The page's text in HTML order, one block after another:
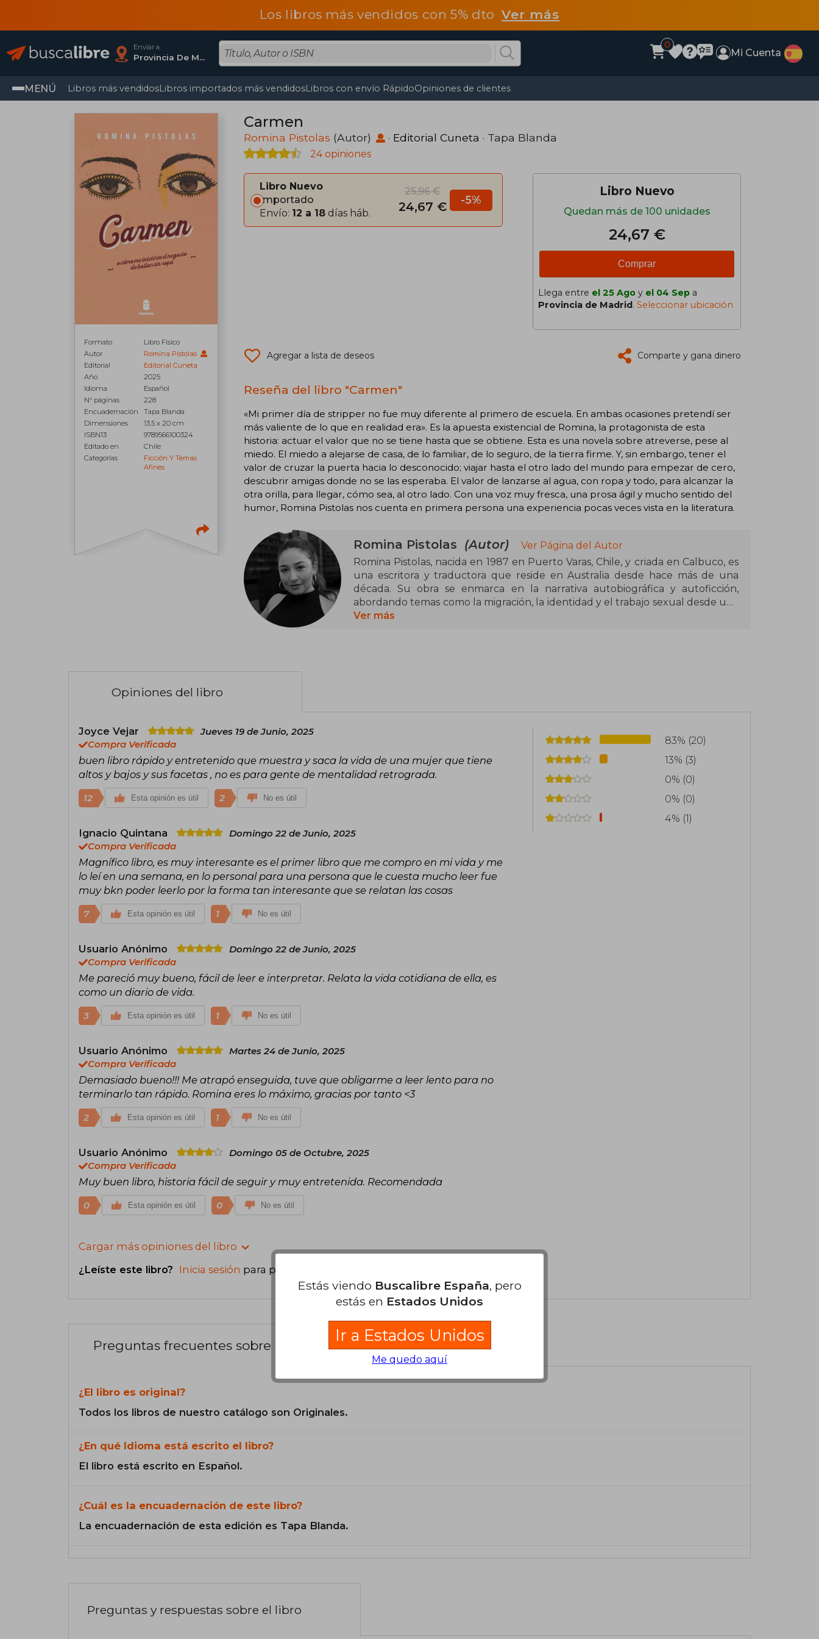
Los libros más vendidos con 5% dtoVer más
Enviar a
Provincia De Madrid
0
Mi Cuenta
MENÚ Libros más vendidosLibros importados más vendidosLibros con envío RápidoOpiniones de clientes
Formato
Libro Físico
Autor
Romina Pistolas
Editorial
Editorial Cuneta
Año
2025
Idioma
Español
N° páginas
228
Encuadernación
Tapa Blanda
Dimensiones
13.5 x 20 cm
ISBN13
9789566100324
Editado en
Chile
Categorías
Ficción Y Temas
Afines
Carmen
Romina Pistolas (Autor) · Editorial Cuneta · Tapa Blanda
24 opiniones
Libro Nuevo
Importado
Envío: 12 a 18 días háb.
25,96 €
24,67 € -5%
Libro Nuevo
Quedan más de 100 unidades
24,67 €
Comprar
Llega entre el 25 Ago y el 04 Sep a
Provincia de Madrid. Seleccionar ubicación
Agregar a lista de deseos Comparte y gana dinero
Reseña del libro "Carmen"
«Mi primer día de stripper no fue muy diferente al primero de escuela. En ambas ocasiones pretendí ser
más valiente de lo que en realidad era». Es la apuesta existencial de Romina, la protagonista de esta
historia: actuar el valor que no se tiene hasta que se obtiene. Esta es una novela sobre atreverse, pese al
miedo. El miedo a alejarse de casa, de lo familiar, de lo seguro, de la tierra firme. Y, sin embargo, tener el
valor de cruzar la puerta hacia lo desconocido; viajar hasta el otro lado del mundo para empezar de cero,
descubrir amigas donde no se las esperaba. El valor de lanzarse al agua, con ropa y todo, para alcanzar la
otra orilla, para llegar, cómo sea, al otro lado. Con una voz muy fresca, una prosa ágil y mucho sentido del
humor, Romina Pistolas nos cuenta en primera persona una experiencia pocas veces vista en la literatura.
Romina Pistolas (Autor)
Ver Página del Autor
Romina Pistolas, nacida en 1987 en Puerto Varas, Chile, y criada en Calbuco, es
una escritora y traductora que reside en Australia desde hace más de una
década. Su obra se enmarca en la narrativa autobiográfica y autoficción,
abordando temas como la migración, la identidad y el trabajo sexual desde una
perspectiva honesta y provocadora. En 2021, publicó el libro de fotografías
Ver más
Opiniones del libro
Joyce Vejar
Jueves 19 de Junio, 2025
Compra Verificada
buen libro rápido y entretenido que muestra y saca la vida de una mujer que tiene
altos y bajos y sus facetas , no es para gente de mentalidad retrograda.
12 Esta opinión es útil 2 No es útil
Ignacio Quintana
Domingo 22 de Junio, 2025
Compra Verificada
Magnífico libro, es muy interesante es el primer libro que me compro en mi vida y me
lo leí en una semana, en lo personal para una persona que le cuesta mucho leer fue
muy bkn poder leerlo por la forma tan interesante que se relatan las cosas
7 Esta opinión es útil 1 No es útil
Usuario Anónimo
Domingo 22 de Junio, 2025
Compra Verificada
Me pareció muy bueno, fácil de leer e interpretar. Relata la vida cotidiana de ella, es
como un diario de vida.
3 Esta opinión es útil 1 No es útil
Usuario Anónimo
Martes 24 de Junio, 2025
Compra Verificada
Demasiado bueno!!! Me atrapó enseguida, tuve que obligarme a leer lento para no
terminarlo tan rápido. Romina eres lo máximo, gracias por tanto <3
2 Esta opinión es útil 1 No es útil
Usuario Anónimo
Domingo 05 de Octubre, 2025
Compra Verificada
Muy buen libro, historia fácil de seguir y muy entretenida. Recomendada
0 Esta opinión es útil 0 No es útil
Cargar más opiniones del libro
¿Leíste este libro? Inicia sesión para poder agregar tu propia evaluación
83% (20)
13% (3)
0% (0)
0% (0)
4% (1)
Preguntas frecuentes sobre el libro
¿El libro es original?
Todos los libros de nuestro catálogo son Originales.
¿En qué Idioma está escrito el libro?
El libro está escrito en Español.
¿Cuál es la encuadernación de este libro?
La encuadernación de esta edición es Tapa Blanda.
Preguntas y respuestas sobre el libro
Estás viendo Buscalibre España, pero
estás en Estados Unidos
Ir a Estados Unidos
Me quedo aquí